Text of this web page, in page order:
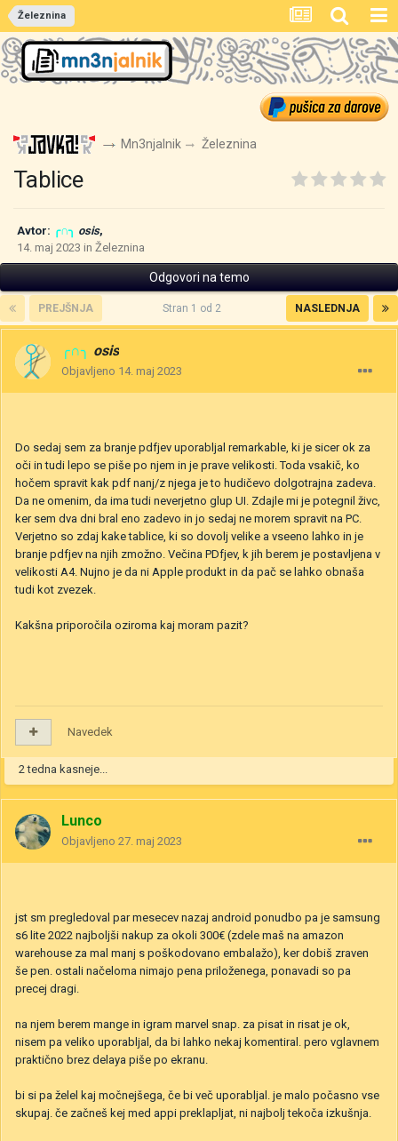
Železnina
Mn3njalnik Železnina
Tablice
Avtor: ╭∩╮ osis,
14. maj 2023 in Železnina
Odgovori na temo
PREJŠNJA NASLEDNJA
Stran 1 od 2
╭∩╮ osis
Objavljeno 14. maj 2023
Do sedaj sem za branje pdfjev uporabljal remarkable, ki je sicer ok za
oči in tudi lepo se piše po njem in je prave velikosti. Toda vsakič, ko
hočem spravit kak pdf nanj/z njega je to hudičevo dolgotrajna zadeva.
Da ne omenim, da ima tudi neverjetno glup UI. Zdajle mi je potegnil živc,
ker sem dva dni bral eno zadevo in jo sedaj ne morem spravit na PC.
Verjetno so zdaj kake tablice, ki so dovolj velike a vseeno lahko in je
branje pdfjev na njih zmožno. Večina PDfjev, k jih berem je postavljena v
velikosti A4. Nujno je da ni Apple produkt in da pač se lahko obnaša
tudi kot zvezek.
Kakšna priporočila oziroma kaj moram pazit?
Navedek
2 tedna kasneje...
Lunco
Objavljeno 27. maj 2023
jst sm pregledoval par mesecev nazaj android ponudbo pa je samsung
s6 lite 2022 najboljši nakup za okoli 300€ (zdele maš na amazon
warehouse za mal manj s poškodovano embalažo), ker dobiš zraven
še pen. ostali načeloma nimajo pena priloženega, ponavadi so pa
precej dragi.
na njem berem mange in igram marvel snap. za pisat in risat je ok,
nisem pa veliko uporabljal, da bi lahko nekaj komentiral. pero vglavnem
praktično brez delaya piše po ekranu.
bi si pa želel kaj močnejšega, če bi več uporabljal. je malo počasno vse
skupaj. če začneš kej med appi preklapljat, ni najbolj tekoča izkušnja.